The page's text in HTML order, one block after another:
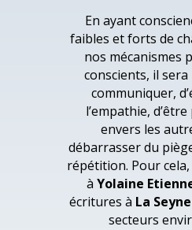
En ayant
faibles et forts de
nos mécanismes
conscients, il
communiquer,
l’empathie,
envers les
débarrasser du
répétition. Pour
àYolaine
écritures à La
secteurs